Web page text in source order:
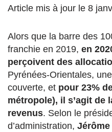
Article mis à jour le 8
Alors que la barre des
franchie en 2019, en
perçoivent des
Pyrénées-Orientales,
couverte, et pour 23%
métropole), il s’agit de
revenus. Selon le
d’administration,